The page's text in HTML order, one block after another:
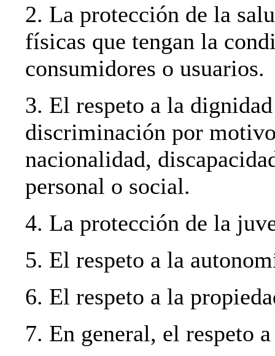
2. La protección de la
físicas que tengan la
consumidores o usuarios.
3. El respeto a la
discriminación por
nacionalidad,
personal o social.
4. La protección de la
5. El respeto a la
6. El respeto a la
7. En general, el respeto